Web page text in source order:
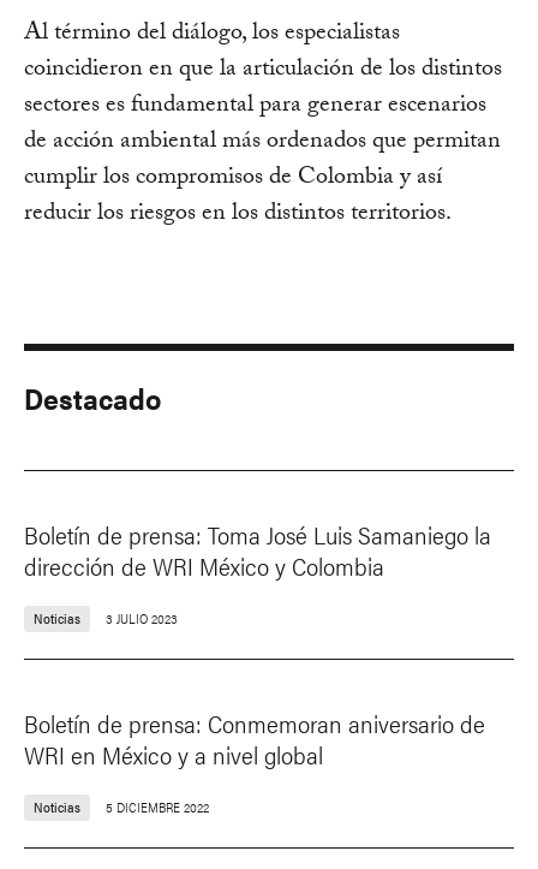
Al término del diálogo, los especialistas
coincidieron en que la articulación de los distintos
sectores es fundamental para generar escenarios
de acción ambiental más ordenados que permitan
cumplir los compromisos de Colombia y así
reducir los riesgos en los distintos territorios.
Destacado
Boletín de prensa: Toma José Luis Samaniego la
dirección de WRI México y Colombia
Noticias 3 JULIO 2023
Boletín de prensa: Conmemoran aniversario de
WRI en México y a nivel global
Noticias 5 DICIEMBRE 2022